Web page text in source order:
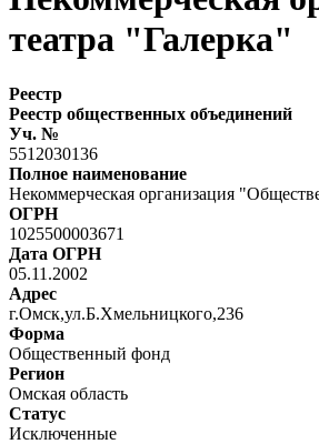
театра "Галерка"
Реестр
Реестр общественных объединений
Уч. №
5512030136
Полное наименование
Некоммерческая организация
ОГРН
1025500003671
Дата ОГРН
05.11.2002
Адрес
г.Омск,ул.Б.Хмельницкого,236
Форма
Общественный фонд
Регион
Омская область
Статус
Исключенные